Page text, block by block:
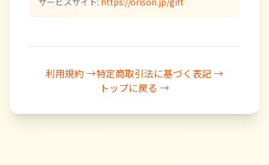
利用規約 →特定商取引法に基づく表記 →
トップに戻る →